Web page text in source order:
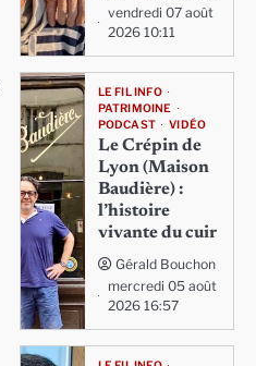
vendredi 07 août
2026 10:11
LE FIL INFO
PATRIMOINE
PODCAST
VIDÉO
Le Crépin de
Lyon (Maison
Baudière) :
l’histoire
vivante du cuir
Gérald Bouchon
mercredi 05 août
2026 16:57